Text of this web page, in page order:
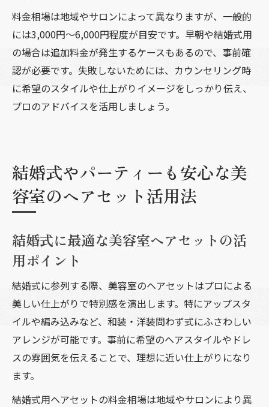
料金相場は地域やサロンによって異なりますが、一般的
には3,000円〜6,000円程度が目安です。早朝や結婚式用
の場合は追加料金が発生するケースもあるので、事前確
認が必要です。失敗しないためには、カウンセリング時
に希望のスタイルや仕上がりイメージをしっかり伝え、
プロのアドバイスを活用しましょう。
結婚式やパーティーも安心な美
容室のヘアセット活用法
結婚式に最適な美容室ヘアセットの活
用ポイント
結婚式に参列する際、美容室のヘアセットはプロによる
美しい仕上がりで特別感を演出します。特にアップスタ
イルや編み込みなど、和装・洋装問わず式にふさわしい
アレンジが可能です。事前に希望のヘアスタイルやドレ
スの雰囲気を伝えることで、理想に近い仕上がりになり
ます。
結婚式用ヘアセットの料金相場は地域やサロンにより異